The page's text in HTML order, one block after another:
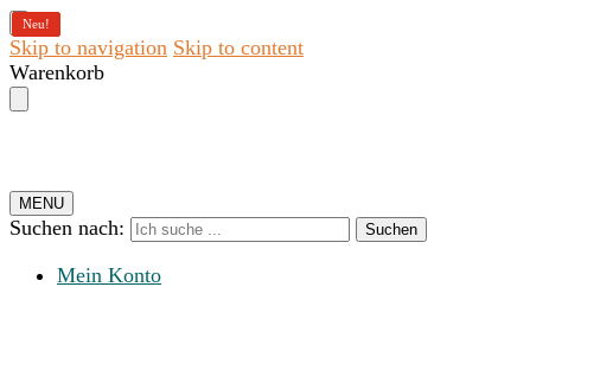
Skip to navigation Skip to content
Warenkorb
MENU
Suchen nach: Suchen
Mein Konto
Neu!
Neu!
Neu!